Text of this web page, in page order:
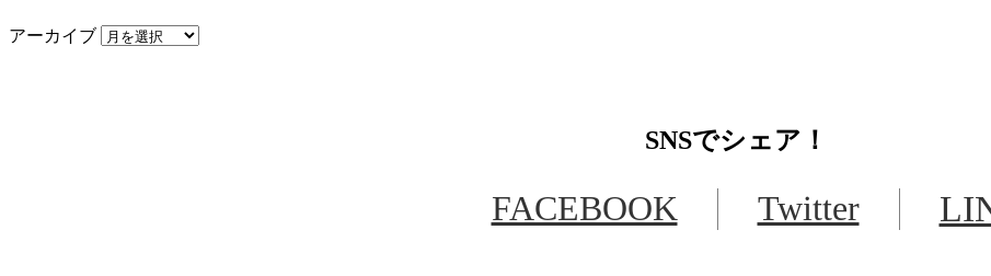
アーカイブ
SNSでシェア！
FACEBOOK Twitter